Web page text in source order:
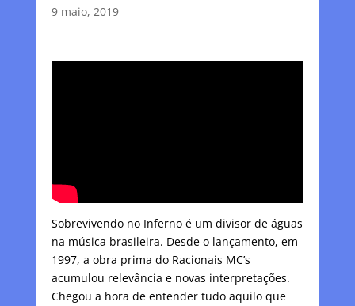
9 maio, 2019
Sobrevivendo no Inferno é um divisor de águas
na música brasileira. Desde o lançamento, em
1997, a obra prima do Racionais MC’s
acumulou relevância e novas interpretações.
Chegou a hora de entender tudo aquilo que